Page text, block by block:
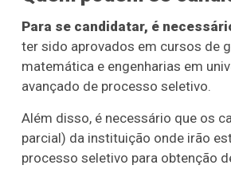
Para se candidatar, é
ter sido aprovados em cursos de
matemática e engenharias em
avançado de processo seletivo.
Além disso, é necessário que os
parcial) da instituição onde irão
processo seletivo para obtenção